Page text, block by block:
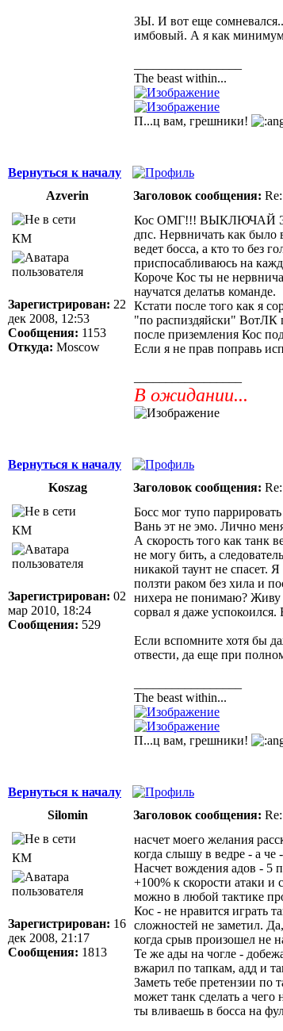
ЗЫ. И вот еще
имбовый. А я как минимум
The beast within...
П...ц вам, грешники!
Вернуться к началу
Azverin
Заголовок сообщения:
КМ
Зарегистрирован: 22
дек 2008, 12:53
Сообщения: 1153
Откуда: Moscow
Кос ОМГ!!! ВЫКЛЮЧАЙ
дпс. Нервничать как было
ведет босса, а кто то без
приспосабливаюсь на
Короче Кос ты не
научатся делатьв команде.
Кстати после того как я
"по распиздяйски" ВотЛК
после приземления Кос
Если я не прав поправь
В ожидании...
Вернуться к началу
Koszag
Заголовок сообщения:
КМ
Зарегистрирован: 02
мар 2010, 18:24
Сообщения: 529
Босс мог тупо
Вань эт не эмо. Лично
А скорость того как танк
не могу бить, а
никакой таунт не спасет.
ползти раком без хила и
нихера не понимаю? Живу
сорвал я даже
Если вспомните хотя бы
отвести, да еще при
The beast within...
П...ц вам, грешники!
Вернуться к началу
Silomin
Заголовок сообщения:
КМ
Зарегистрирован: 16
дек 2008, 21:17
Сообщения: 1813
насчет моего желания
когда слышу в ведре - а
Насчет вождения адов - 5
+100% к скорости атаки
можно в любой тактике
Кос - не нравится играть
сложностей не заметил.
когда срыв произошел не
Те же ады на чогле -
вжарил по тапкам, адд и
Заметь тебе претензии по
может танк сделать а
ты вливаешь в босса на